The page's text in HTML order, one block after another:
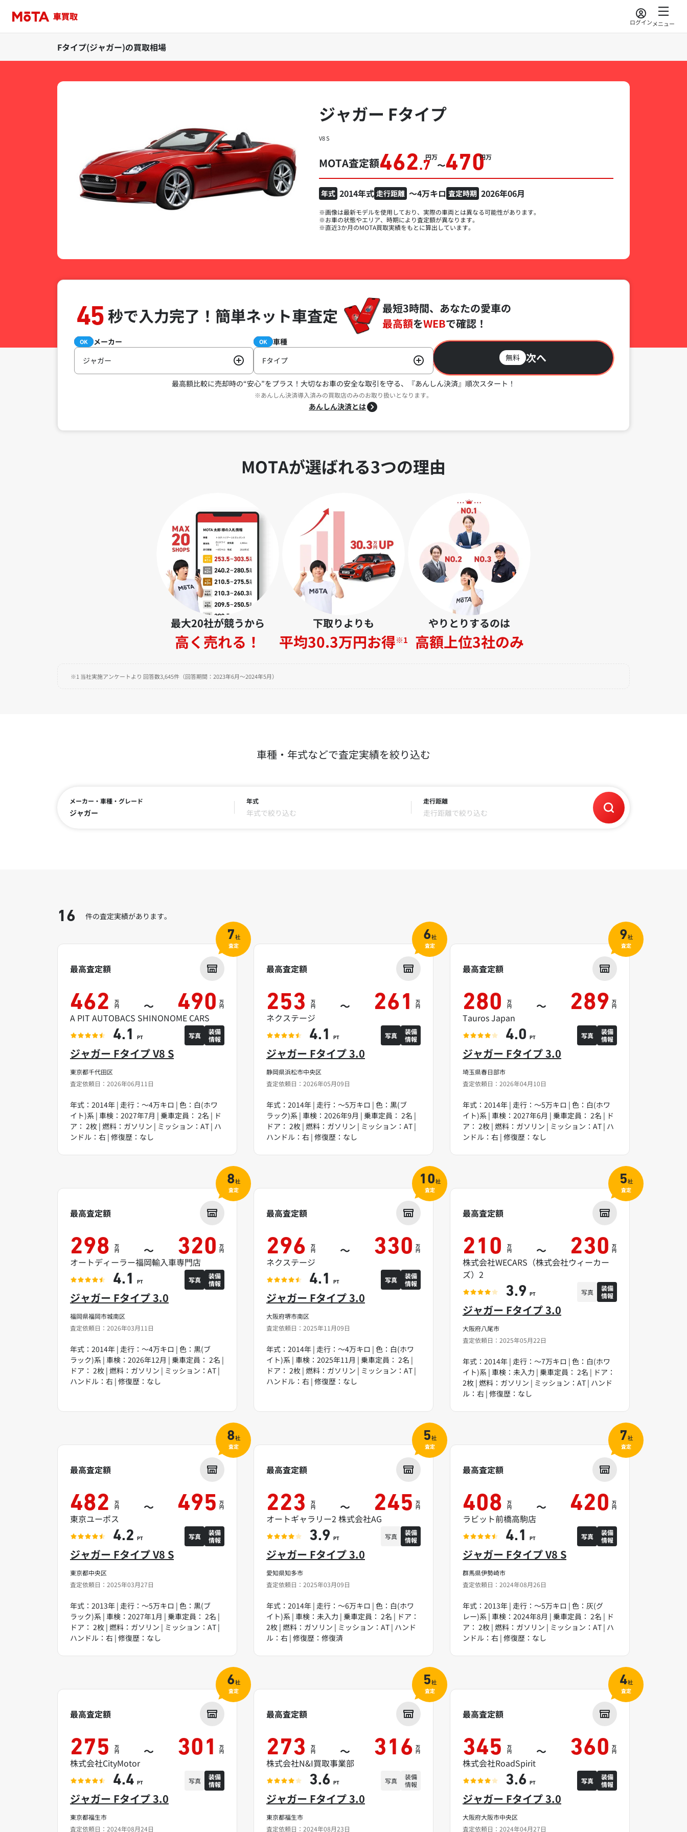
ログインメニュー
Fタイプ(ジャガー)の買取相場
ジャガー Fタイプ
V8 S
MOTA査定額462.7
万円
〜470万円
年式 2014年式 走行距離 ～4万キロ 査定時期 2026年06月
※画像は最新モデルを使用しており、実際の車両とは異なる可能性があります。
※お車の状態やエリア、時期により査定額が異なります。
※直近3か月のMOTA買取実績をもとに算出しています。
45秒で入力完了！ 簡単ネット車査定
最短3時間、あなたの愛車の
最高額をWEBで確認！
必須 メーカー
OK
ジャガー
必須 車種
OK
Fタイプ 無料 次へ
最高額比較に売却時の“安心”をプラス！ 大切なお車の安全な取引を守る、『あんしん決済』順次スタート！
※あんしん決済導入済みの買取店のみのお取り扱いとなります。
あんしん決済とは
MOTAが選ばれる3つの理由
最大20社が競うから
高く売れる！
下取りよりも
平均30.3万円お得※1
やりとりするのは
高額上位3社のみ
※1 当社実施アンケートより 回答数3,645件（回答期間：2023年6月～2024年5月）
車種・年式などで査定実績を絞り込む
メーカー・車種・グレード
ジャガー
年式
年式で絞り込む
走行距離
走行距離で絞り込む
16 件の査定実績があります。
東京都千代田区
査定依頼日：2026年06月11日
ジャガー Fタイプ V8 S
年式：2014年 | 走行：～4万キロ | 色：白(ホワ
イト)系 | 車検：2027年7月 | 乗車定員： 2名 | ド
ア： 2枚 | 燃料：ガソリン | ミッション：AT | ハ
ンドル：右 | 修復歴：なし
最高査定額
462 万
円 ～ 490 万
円
A PIT AUTOBACS SHINONOME CARS
4.1 PT 写真
装備
情報
7社
査定
静岡県浜松市中央区
査定依頼日：2026年05月09日
ジャガー Fタイプ 3.0
年式：2014年 | 走行：～5万キロ | 色：黒(ブ
ラック)系 | 車検：2026年9月 | 乗車定員： 2名 |
ドア： 2枚 | 燃料：ガソリン | ミッション：AT |
ハンドル：右 | 修復歴：なし
最高査定額
253 万
円 ～ 261 万
円
ネクステージ
4.1 PT 写真
装備
情報
6社
査定
埼玉県春日部市
査定依頼日：2026年04月10日
ジャガー Fタイプ 3.0
年式：2014年 | 走行：～5万キロ | 色：白(ホワ
イト)系 | 車検：2027年6月 | 乗車定員： 2名 | ド
ア： 2枚 | 燃料：ガソリン | ミッション：AT | ハ
ンドル：右 | 修復歴：なし
最高査定額
280 万
円 ～ 289 万
円
Tauros Japan
4.0 PT 写真
装備
情報
9社
査定
福岡県福岡市城南区
査定依頼日：2026年03月11日
ジャガー Fタイプ 3.0
年式：2014年 | 走行：～4万キロ | 色：黒(ブ
ラック)系 | 車検：2026年12月 | 乗車定員： 2名 |
ドア： 2枚 | 燃料：ガソリン | ミッション：AT |
ハンドル：右 | 修復歴：なし
最高査定額
298 万
円 ～ 320 万
円
オートディーラー福岡輸入車専門店
4.1 PT 写真
装備
情報
8社
査定
大阪府堺市南区
査定依頼日：2025年11月09日
ジャガー Fタイプ 3.0
年式：2014年 | 走行：～4万キロ | 色：白(ホワ
イト)系 | 車検：2025年11月 | 乗車定員： 2名 |
ドア： 2枚 | 燃料：ガソリン | ミッション：AT |
ハンドル：右 | 修復歴：なし
最高査定額
296 万
円 ～ 330 万
円
ネクステージ
4.1 PT 写真
装備
情報
10社
査定
大阪府八尾市
査定依頼日：2025年05月22日
ジャガー Fタイプ 3.0
年式：2014年 | 走行：～7万キロ | 色：白(ホワ
イト)系 | 車検：未入力 | 乗車定員： 2名 | ドア：
2枚 | 燃料：ガソリン | ミッション：AT | ハンド
ル：右 | 修復歴：なし
最高査定額
210 万
円 ～ 230 万
円
株式会社WECARS（株式会社ウィーカー
ズ）2
3.9 PT 写真
装備
情報
5社
査定
東京都中央区
査定依頼日：2025年03月27日
ジャガー Fタイプ V8 S
年式：2013年 | 走行：～5万キロ | 色：黒(ブ
ラック)系 | 車検：2027年1月 | 乗車定員： 2名 |
ドア： 2枚 | 燃料：ガソリン | ミッション：AT |
ハンドル：右 | 修復歴：なし
最高査定額
482 万
円 ～ 495 万
円
東京ユーポス
4.2 PT 写真
装備
情報
8社
査定
愛知県知多市
査定依頼日：2025年03月09日
ジャガー Fタイプ 3.0
年式：2014年 | 走行：～6万キロ | 色：白(ホワ
イト)系 | 車検：未入力 | 乗車定員： 2名 | ドア：
2枚 | 燃料：ガソリン | ミッション：AT | ハンド
ル：右 | 修復歴：修復済
最高査定額
223 万
円 ～ 245 万
円
オートギャラリー2 株式会社AG
3.9 PT 写真
装備
情報
5社
査定
群馬県伊勢崎市
査定依頼日：2024年08月26日
ジャガー Fタイプ V8 S
年式：2013年 | 走行：～5万キロ | 色：灰(グ
レー)系 | 車検：2024年8月 | 乗車定員： 2名 | ド
ア： 2枚 | 燃料：ガソリン | ミッション：AT | ハ
ンドル：右 | 修復歴：なし
最高査定額
408 万
円 ～ 420 万
円
ラビット前橋高駒店
4.1 PT 写真
装備
情報
7社
査定
東京都福生市
査定依頼日：2024年08月24日
ジャガー Fタイプ 3.0
最高査定額
275 万
円 ～ 301 万
円
株式会社CityMotor
4.4 PT 写真
装備
情報
6社
査定
東京都福生市
査定依頼日：2024年08月23日
ジャガー Fタイプ 3.0
最高査定額
273 万
円 ～ 316 万
円
株式会社N&I買取事業部
3.6 PT 写真
装備
情報
5社
査定
大阪府大阪市中央区
査定依頼日：2024年04月27日
ジャガー Fタイプ 3.0
最高査定額
345 万
円 ～ 360 万
円
株式会社RoadSpirit
3.6 PT 写真
装備
情報
4社
査定